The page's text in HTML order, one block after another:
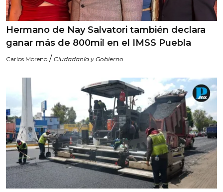
Hermano de Nay Salvatori también declara
ganar más de 800mil en el IMSS Puebla
Carlos Moreno / Ciudadanía y Gobierno